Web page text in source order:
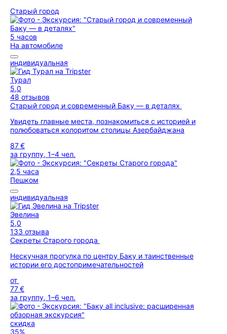
Старый город
5 часов
На автомобиле
индивидуальная
Турал
5,0
48 отзывов
Старый город и современный Баку — в деталях
Увидеть главные места, познакомиться с историей и
полюбоваться колоритом столицы Азербайджана
87 €
за группу, 1–4 чел.
2,5 часа
Пешком
индивидуальная
Эвелина
5,0
133 отзыва
Секреты Старого города
Нескучная прогулка по центру Баку и таинственные
истории его достопримечательностей
от
77 €
за группу, 1–6 чел.
скидка
35%